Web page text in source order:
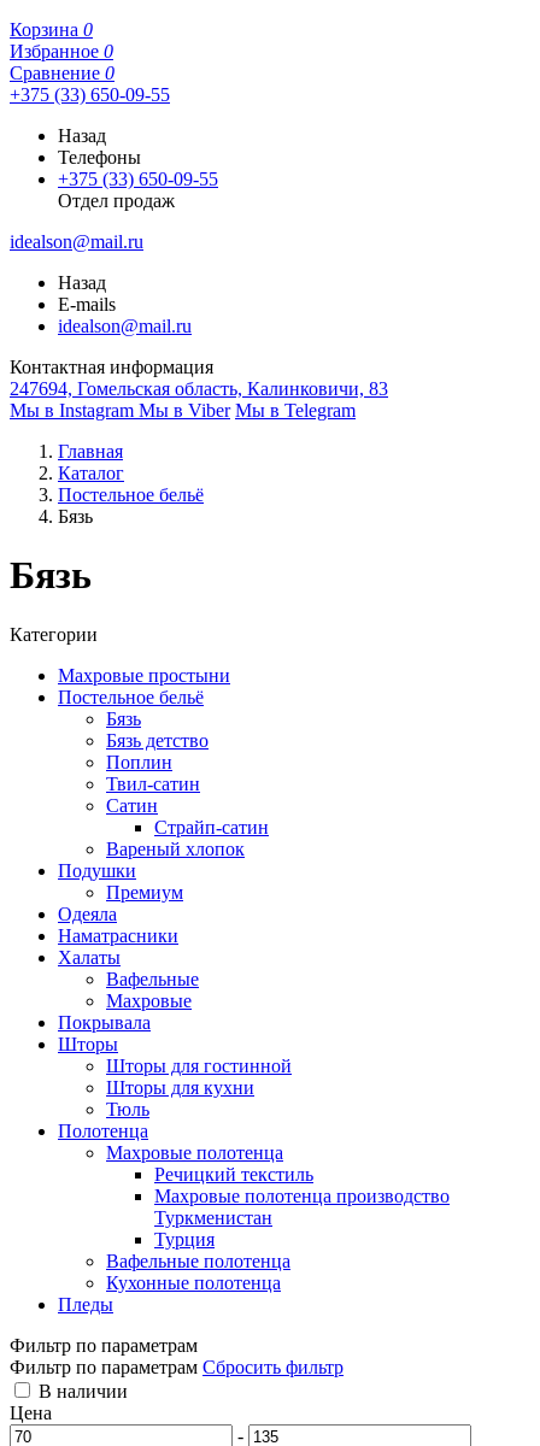
Корзина 0
Избранное 0
Сравнение 0
+375 (33) 650-09-55
Назад
Телефоны
+375 (33) 650-09-55
Отдел продаж
idealson@mail.ru
Назад
E-mails
idealson@mail.ru
Контактная информация
247694, Гомельская область, Калинковичи, 83
Мы в Instagram Мы в Viber Мы в Telegram
Главная
Каталог
Постельное бельё
Бязь
Бязь
Категории
Махровые простыни
Постельное бельё
Бязь
Бязь детство
Поплин
Твил-сатин
Сатин
Страйп-сатин
Вареный хлопок
Подушки
Премиум
Одеяла
Наматрасники
Халаты
Вафельные
Махровые
Покрывала
Шторы
Шторы для гостинной
Шторы для кухни
Тюль
Полотенца
Махровые полотенца
Речицкий текстиль
Махровые полотенца производство
Туркменистан
Турция
Вафельные полотенца
Кухонные полотенца
Пледы
Фильтр по параметрам
Фильтр по параметрам Сбросить фильтр
В наличии
Цена
-